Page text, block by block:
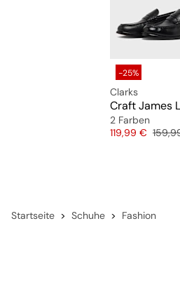
-25%
Clarks
Craft James
2 Farben
Preis
119,99 €
Startseite Schuhe Fashion